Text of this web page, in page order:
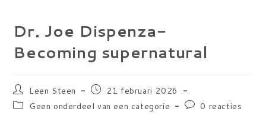
Dr. Joe Dispenza-
Becoming supernatural
Bericht
auteur:
Leen Steen
Bericht
op:
21 februari 2026
Berichtcategorie:
Geen onderdeel van een categorie
Bericht0 reacties